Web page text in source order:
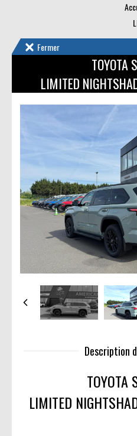
Fermer
TOYOTA
LIMITED
Description
TOYOTA
LIMITED